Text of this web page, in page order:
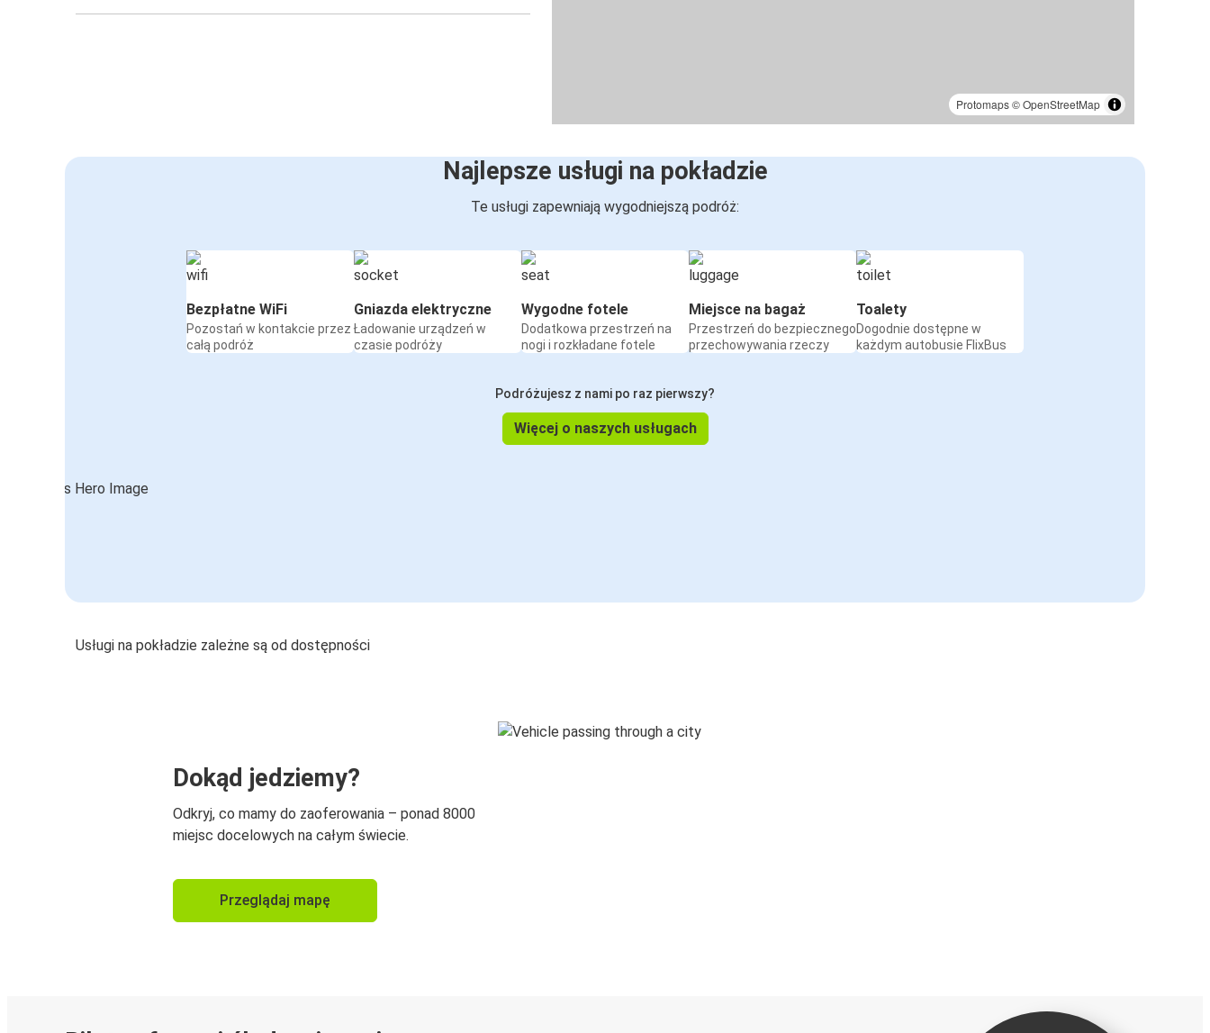
Protomaps©OpenStreetMap
Najlepsze usługi na pokładzie
Te usługi zapewniają wygodniejszą podróż:
Bezpłatne WiFi
Pozostań w kontakcie przez
całą podróż
Gniazda elektryczne
Ładowanie urządzeń w
czasie podróży
Wygodne fotele
Dodatkowa przestrzeń na
nogi i rozkładane fotele
Miejsce na bagaż
Przestrzeń do bezpiecznego
przechowywania rzeczy
Toalety
Dogodnie dostępne w
każdym autobusie FlixBus
Podróżujesz z nami po raz pierwszy?
Więcej o naszych usługach
Usługi na pokładzie zależne są od dostępności
Dokąd jedziemy?
Odkryj, co mamy do zaoferowania – ponad 8000
miejsc docelowych na całym świecie.
Przeglądaj mapę